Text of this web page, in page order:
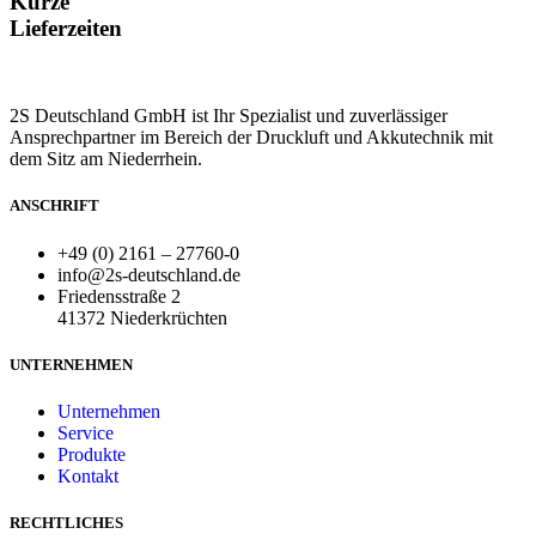
Lieferzeiten
2S Deutschland GmbH ist Ihr Spezialist und zuverlässiger
Ansprechpartner im Bereich der Druckluft und Akkutechnik mit
dem Sitz am Niederrhein.
ANSCHRIFT
+49 (0) 2161 – 27760-0
info@2s-deutschland.de
Friedensstraße 2
41372 Niederkrüchten
UNTERNEHMEN
Unternehmen
Service
Produkte
Kontakt
RECHTLICHES